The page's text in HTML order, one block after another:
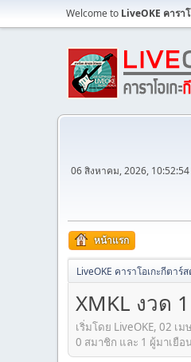
Welcome to LiveOKE คารา
06 สิงหาคม, 2026, 10:52:54
หน้าแรก
LiveOKE คาราโอเกะกีตาร์
XMKL งวด
เริ่มโดย LiveOKE, 02 เ
0 สมาชิก และ 1 ผู้มาเยื